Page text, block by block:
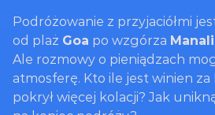
Podróżowanie z przyjaciółmi
od plaż Goa po wzgórza Manali
Ale rozmowy o pieniądzach
atmosferę. Kto ile jest winien
pokrył więcej kolacji? Jak